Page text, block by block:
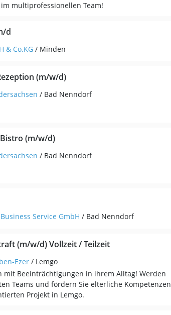
multiprofessionellen Team!
d
& Co.KG / Minden
(m/w/d)
/ Bad Nenndorf
(m/w/d)
/ Bad Nenndorf
Service GmbH / Bad Nenndorf
(m/w/d) Vollzeit / Teilzeit
Ezer / Lemgo
mit Beeinträchtigungen in ihrem Alltag! Werden
Teams und fördern Sie elterliche Kompetenzen
Projekt in Lemgo.